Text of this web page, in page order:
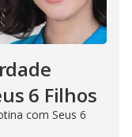
6 Filhos
com Seus 6